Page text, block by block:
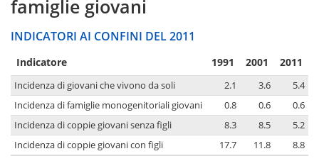
famiglie giovani
INDICATORI AI CONFINI DEL 2011
Indicatore 1991 2001 2011
Incidenza di giovani che vivono da soli 2.1 3.6
5.4
Incidenza di famiglie monogenitoriali giovani
0.8 0.6
0.6
Incidenza di coppie giovani senza figli
8.3 8.5
5.2
Incidenza di coppie giovani con figli
17.7 11.8 8.8